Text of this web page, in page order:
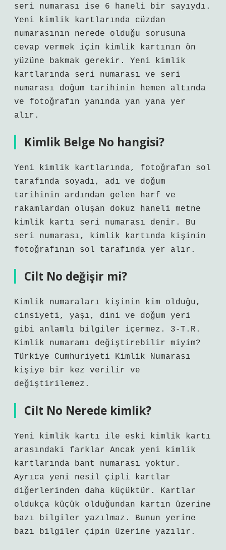
seri numarası ise 6 haneli bir sayıydı.
Yeni kimlik kartlarında cüzdan
numarasının nerede olduğu sorusuna
cevap vermek için kimlik kartının ön
yüzüne bakmak gerekir. Yeni kimlik
kartlarında seri numarası ve seri
numarası doğum tarihinin hemen altında
ve fotoğrafın yanında yan yana yer
alır.
Kimlik Belge No hangisi?
Yeni kimlik kartlarında, fotoğrafın sol
tarafında soyadı, adı ve doğum
tarihinin ardından gelen harf ve
rakamlardan oluşan dokuz haneli metne
kimlik kartı seri numarası denir. Bu
seri numarası, kimlik kartında kişinin
fotoğrafının sol tarafında yer alır.
Cilt No değişir mi?
Kimlik numaraları kişinin kim olduğu,
cinsiyeti, yaşı, dini ve doğum yeri
gibi anlamlı bilgiler içermez. 3-T.R.
Kimlik numaramı değiştirebilir miyim?
Türkiye Cumhuriyeti Kimlik Numarası
kişiye bir kez verilir ve
değiştirilemez.
Cilt No Nerede kimlik?
Yeni kimlik kartı ile eski kimlik kartı
arasındaki farklar Ancak yeni kimlik
kartlarında bant numarası yoktur.
Ayrıca yeni nesil çipli kartlar
diğerlerinden daha küçüktür. Kartlar
oldukça küçük olduğundan kartın üzerine
bazı bilgiler yazılmaz. Bunun yerine
bazı bilgiler çipin üzerine yazılır.